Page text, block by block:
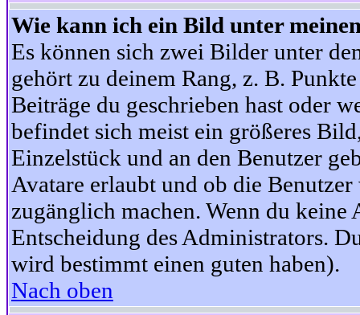
Wie kann ich ein Bild unter
Es können sich zwei Bilder unter
gehört zu deinem Rang, z. B.
Beiträge du geschrieben hast oder
befindet sich meist ein größeres
Einzelstück und an den Benutzer
Avatare erlaubt und ob die
zugänglich machen. Wenn du keine
Entscheidung des Administrators.
wird bestimmt einen guten haben).
Nach oben